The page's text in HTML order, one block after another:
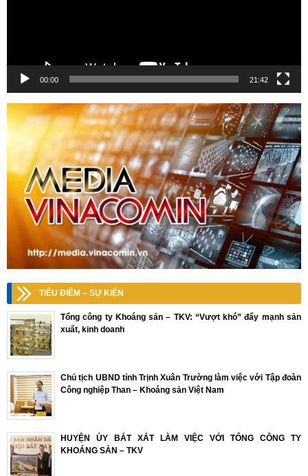
00:00 21:42
TIÊU ĐIỂM – SỰ KIỆN
Tổng công ty Khoáng sản – TKV: “Vượt khó” đẩy mạnh sản
xuất, kinh doanh
Chủ tịch UBND tỉnh Trịnh Xuân Trường làm việc với Tập đoàn
Công nghiệp Than – Khoáng sản Việt Nam
HUYỆN ỦY BÁT XÁT LÀM VIỆC VỚI TỔNG CÔNG TY
KHOÁNG SẢN – TKV